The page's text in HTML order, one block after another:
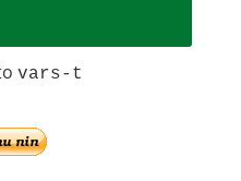
vars-t